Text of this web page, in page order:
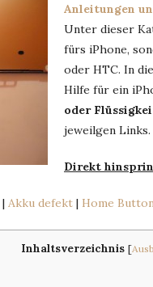
Anleitungen
Unter dieser
fürs iPhone,
oder HTC. In
Hilfe für ein
oder
jeweilgen Links.
Direkt
| Akku defekt | Home
Inhaltsverzeichnis [